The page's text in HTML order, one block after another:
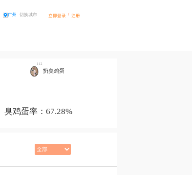
广州 切换城市 立即登录 / 注册
扔臭鸡蛋
112
臭鸡蛋率：67.28%